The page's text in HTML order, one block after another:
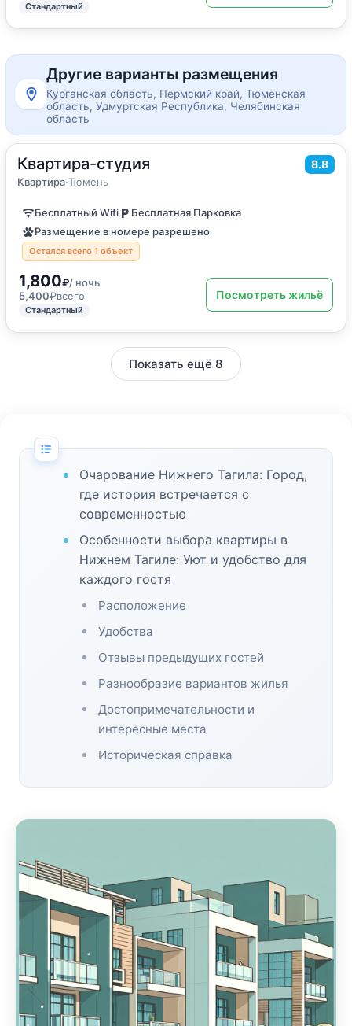
Стандартный
Другие варианты размещения
Курганская область, Пермский край, Тюменская
область, Удмуртская Республика, Челябинская
область
Квартира-студия 8.8
Квартира·Тюмень
30м2·4 гостя
Квартира
Бесплатный Wifi
Бесплатная Парковка
Размещение в номере разрешено
Остался всего 1 объект
1,800₽/ ночь
5,400₽всего
Стандартный
Посмотреть жильё
Показать ещё 8
Очарование Нижнего Тагила: Город,
где история встречается с
современностью
Особенности выбора квартиры в
Нижнем Тагиле: Уют и удобство для
каждого гостя
Расположение
Удобства
Отзывы предыдущих гостей
Разнообразие вариантов жилья
Достопримечательности и
интересные места
Историческая справка